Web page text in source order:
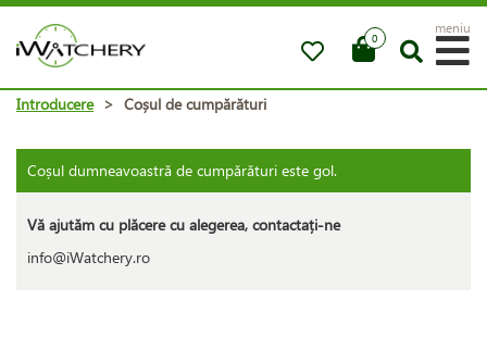
0
meniu
Introducere > Coșul de cumpărături
Coșul dumneavoastră de cumpărături este gol.
Vă ajutăm cu plăcere cu alegerea, contactați-ne
info@iWatchery.ro